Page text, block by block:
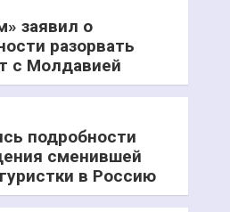
заявил о
разорвать
с Молдавией
подробности
сменившей
в Россию